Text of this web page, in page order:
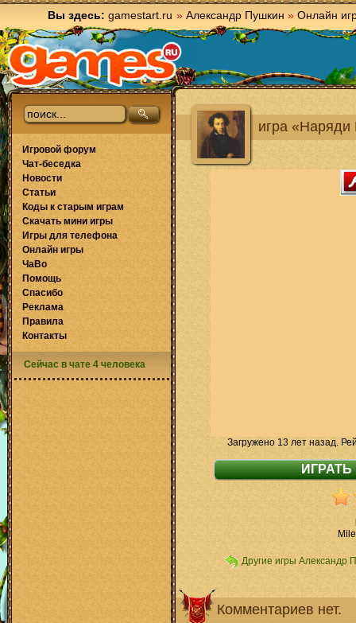
Вы здесь: gamestart.ru » Александр Пушкин » Онлайн
игра
Загружено 13 лет назад.
Другие игры Александр
Комментариев нет.
Игровой форум
Чат-беседка
Новости
Статьи
Коды к старым играм
Скачать мини игры
Игры для телефона
Онлайн игры
ЧаВо
Помощь
Спасибо
Реклама
Правила
Контакты
Сейчас в чате 4 человека